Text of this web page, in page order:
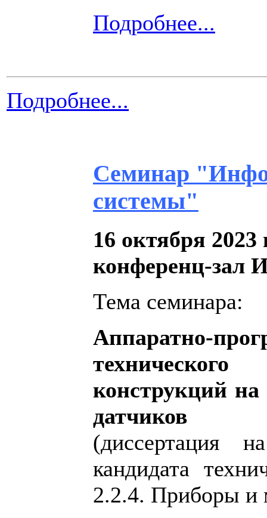
Подробнее...
Подробнее...
Семинар
системы"
16 октября
конференц-
Тема семинара:
Аппаратно-
конструкций на
датчиков
(диссертация
кандидата
2.2.4. Приборы и